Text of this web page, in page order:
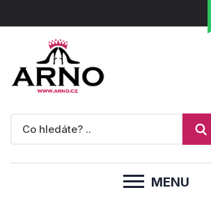
MENU